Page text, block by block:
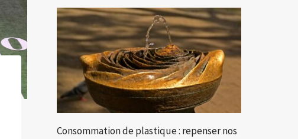
Consommation de plastique : repenser nos